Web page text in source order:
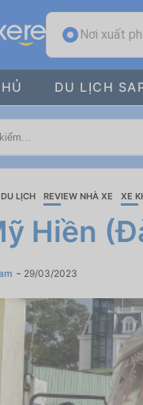
Nơi xuất
DU LỊCH
LỊCH REVIEW NHÀ XE XE
Hiền
29/03/2023